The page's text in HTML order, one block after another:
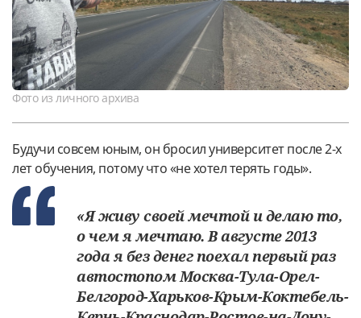
Фото из личного архива
Будучи совсем юным, он бросил университет после 2-х
лет обучения, потому что «не хотел терять годы».
«Я живу своей мечтой и делаю то,
о чем я мечтаю. В августе 2013
года я без денег поехал первый раз
автостопом Москва-Тула-Орел-
Белгород-Харьков-Крым-Коктебель-